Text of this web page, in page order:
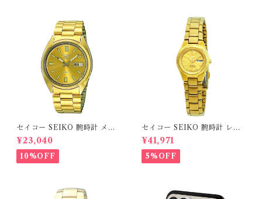
セイコー SEIKO 腕時計 メン
ズ SNXS80K1 セイコー5 SEI
KO 5 自動巻き ゴールドAuto
matic
¥23,040
10%OFF
セイコー SEIKO 腕時計 レデ
ィース SYMC18K セイコー5
SEIKO5 自動巻きゴールド A
utomatic
¥41,971
5%OFF